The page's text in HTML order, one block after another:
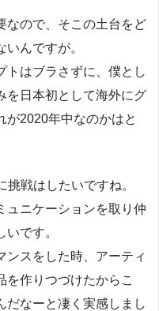
なので、そこの土台をど
んですが。
トはブラさずに、僕とし
を日本初として海外にグ
が2020年中なのかはと
戦はしたいですね。
ュニケーションを取り仲
です。
ンスをした時、アーティ
を作りつづけたからこ
だなーと凄く実感しまし